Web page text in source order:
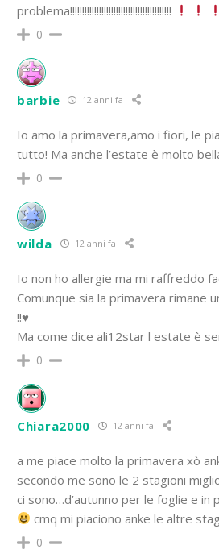
problema!!!!!!!!!!!!!!!!!!!!!!!!!!!!!!!!!!!!!!!!!!
0
barbie 12 anni fa
Io amo la primavera,amo i fiori, le
tutto! Ma anche l’estate è molto
0
wilda 12 anni fa
Io non ho allergie ma mi raffreddo
Comunque sia la primavera rimane
!!♥
Ma come dice ali12star l estate è
0
Chiara2000 12 anni fa
a me piace molto la primavera xò
secondo me sono le 2 stagioni
ci sono…d’autunno per le foglie e in
cmq mi piaciono anke le altre
0